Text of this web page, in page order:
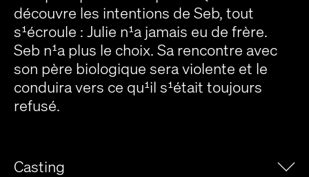
découvre les intentions de Seb, tout
s¹écroule : Julie n¹a jamais eu de frère.
Seb n¹a plus le choix. Sa rencontre avec
son père biologique sera violente et le
conduira vers ce qu¹il s¹était toujours
refusé.
Casting